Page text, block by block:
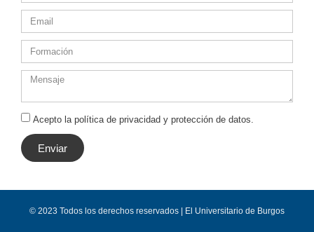
Acepto la política de privacidad y protección de datos.
Enviar
© 2023 Todos los derechos reservados | El Universitario de Burgos